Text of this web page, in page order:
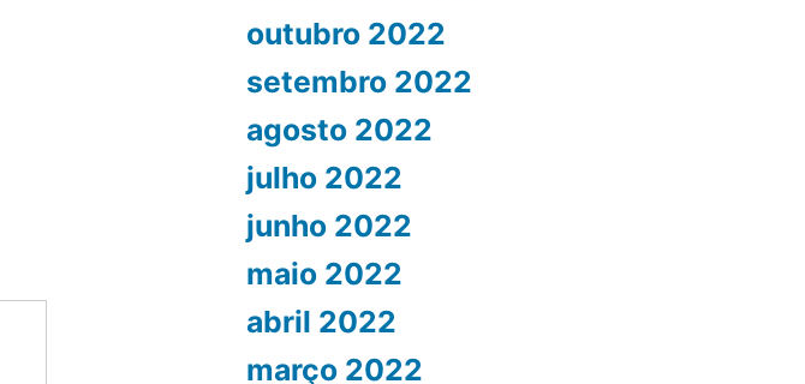
outubro 2022
setembro 2022
agosto 2022
julho 2022
junho 2022
maio 2022
abril 2022
março 2022